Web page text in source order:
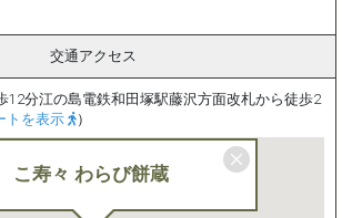
交通アクセス
12分江の島電鉄和田塚駅藤沢方面改札から徒歩2
トを表示 ）
こ寿々 わらび餅蔵